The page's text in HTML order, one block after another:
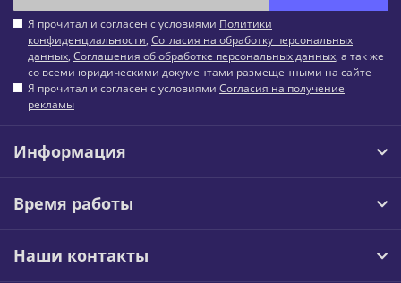
Я прочитал и согласен с условиями Политики
конфиденциальности, Согласия на обработку персональных
данных, Соглашения об обработке персональных данных, а так же
со всеми юридическими документами размещенными на сайте
Я прочитал и согласен с условиями Согласия на получение
рекламы
Информация
Время работы
Наши контакты